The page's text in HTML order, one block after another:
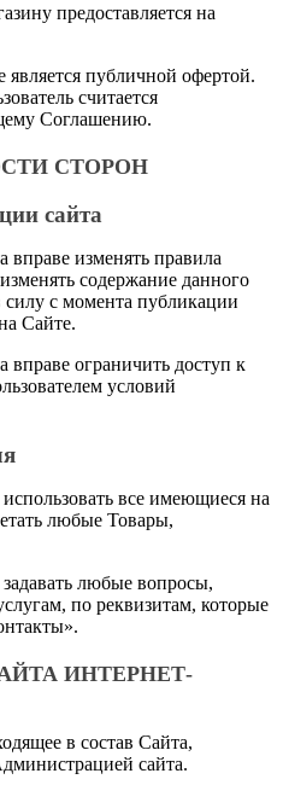
предоставляется на
публичной офертой.
считается
Соглашению.
СТОРОН
сайта
вправе изменять правила
содержание данного
с момента публикации
Сайте.
вправе ограничить доступ к
условий
все имеющиеся на
любые Товары,
любые вопросы,
по реквизитам, которые
ИНТЕРНЕТ-
в состав Сайта,
сайта.